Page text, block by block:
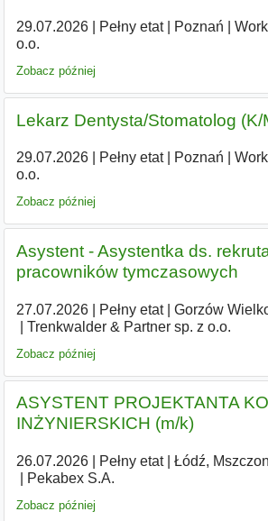
29.07.2026| Pełny etat| Poznań
o.o.
Zobacz później
Lekarz Dentysta/Stomatolog (K/
29.07.2026| Pełny etat| Poznań
o.o.
Zobacz później
Asystent - Asystentka ds.
pracowników tymczasowych
27.07.2026| Pełny etat| Gorzów
Trenkwalder & Partner sp. z o.o.
Zobacz później
ASYSTENT PROJEKTANTA
INŻYNIERSKICH (m/k)
26.07.2026| Pełny etat| Łódź,
Pekabex S.A.
Zobacz później